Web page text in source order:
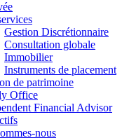
Gestion Discrétionnaire
Consultation globale
Immobilier
Instruments de placement
de patrimoine
Office
Financial Advisor
nous